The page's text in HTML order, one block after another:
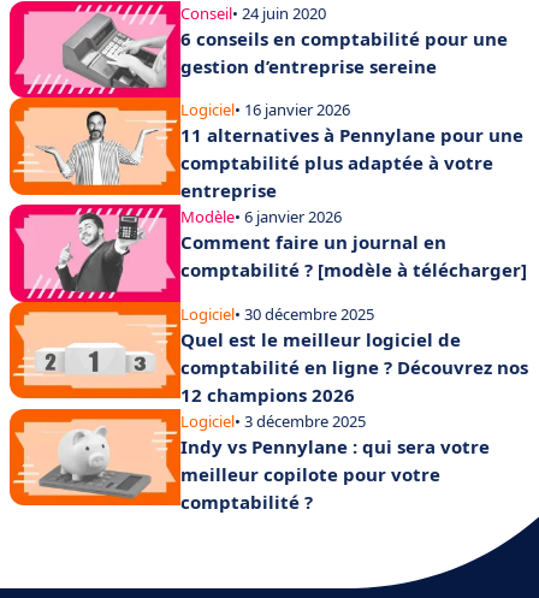
Conseil• 24 juin 2020
6 conseils en comptabilité pour une
gestion d’entreprise sereine
Logiciel• 16 janvier 2026
11 alternatives à Pennylane pour une
comptabilité plus adaptée à votre
entreprise
Modèle• 6 janvier 2026
Comment faire un journal en
comptabilité ? [modèle à télécharger]
Logiciel• 30 décembre 2025
Quel est le meilleur logiciel de
comptabilité en ligne ? Découvrez nos
12 champions 2026
Logiciel• 3 décembre 2025
Indy vs Pennylane : qui sera votre
meilleur copilote pour votre
comptabilité ?